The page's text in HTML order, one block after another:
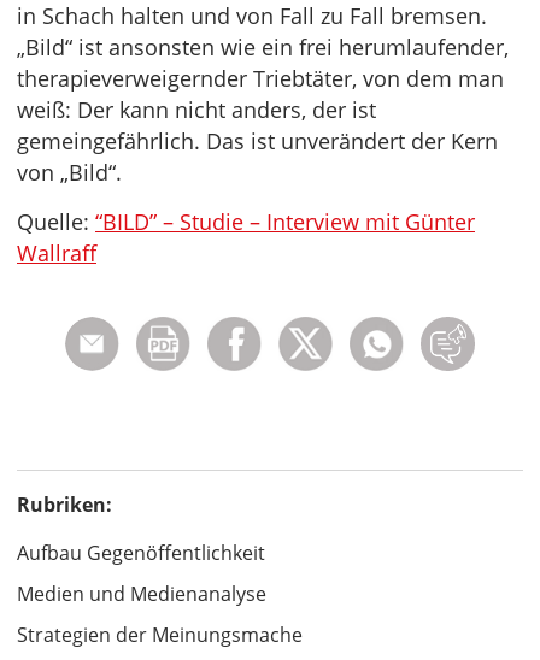
in Schach halten und von Fall zu Fall bremsen.
„Bild“ ist ansonsten wie ein frei herumlaufender,
therapieverweigernder Triebtäter, von dem man
weiß: Der kann nicht anders, der ist
gemeingefährlich. Das ist unverändert der Kern
von „Bild“.
Quelle: “BILD” – Studie – Interview mit Günter
Wallraff
Rubriken:
Aufbau Gegenöffentlichkeit
Medien und Medienanalyse
Strategien der Meinungsmache